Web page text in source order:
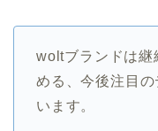
woltブランドは継
める、今後注目
います。